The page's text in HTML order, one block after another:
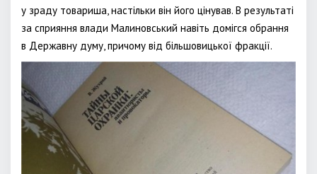
у зраду товариша, настільки він його цінував. В результаті
за сприяння влади Малиновський навіть домігся обрання
в Державну думу, причому від більшовицької фракції.